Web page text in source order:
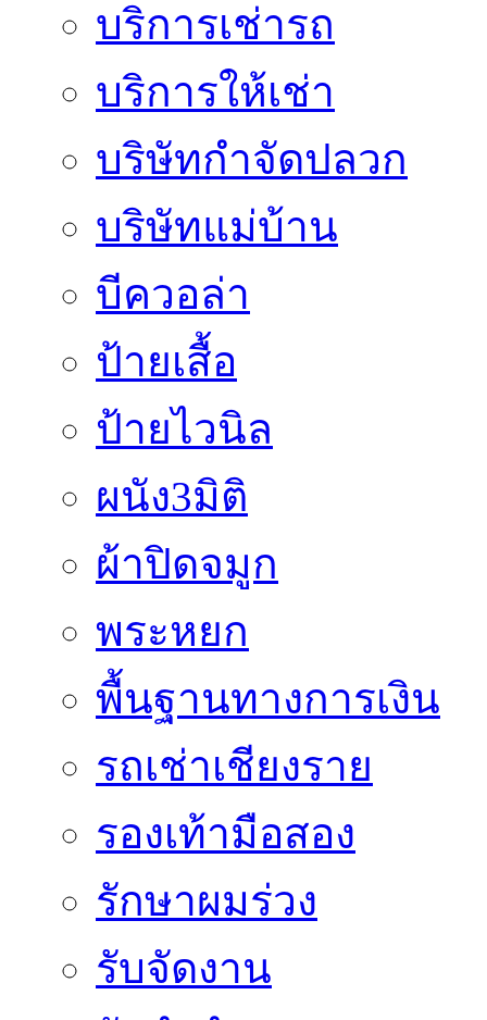
บริการเช่ารถ
บริการให้เช่า
บริษัทกำจัดปลวก
บริษัทแม่บ้าน
บีควอล่า
ป้ายเสื้อ
ป้ายไวนิล
ผนัง3มิติ
ผ้าปิดจมูก
พระหยก
พื้นฐานทางการเงิน
รถเช่าเชียงราย
รองเท้ามือสอง
รักษาผมร่วง
รับจัดงาน